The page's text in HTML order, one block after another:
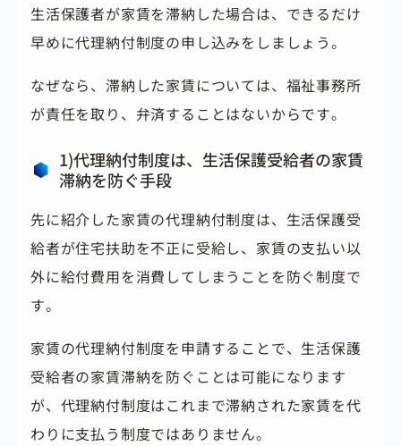
生活保護者が家賃を滞納した場合は、できるだけ
早めに代理納付制度の申し込みをしましょう。
なぜなら、滞納した家賃については、福祉事務所
が責任を取り、弁済することはないからです。
1)代理納付制度は、生活保護受給者の家賃
滞納を防ぐ手段
先に紹介した家賃の代理納付制度は、生活保護受
給者が住宅扶助を不正に受給し、家賃の支払い以
外に給付費用を消費してしまうことを防ぐ制度で
す。
家賃の代理納付制度を申請することで、生活保護
受給者の家賃滞納を防ぐことは可能になります
が、代理納付制度はこれまで滞納された家賃を代
わりに支払う制度ではありません。